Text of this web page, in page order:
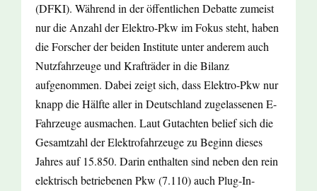
(DFKI). Während in der öffentlichen Debatte zumeist
nur die Anzahl der Elektro-Pkw im Fokus steht, haben
die Forscher der beiden Institute unter anderem auch
Nutzfahrzeuge und Krafträder in die Bilanz
aufgenommen. Dabei zeigt sich, dass Elektro-Pkw nur
knapp die Hälfte aller in Deutschland zugelassenen E-
Fahrzeuge ausmachen. Laut Gutachten belief sich die
Gesamtzahl der Elektrofahrzeuge zu Beginn dieses
Jahres auf 15.850. Darin enthalten sind neben den rein
elektrisch betriebenen Pkw (7.110) auch Plug-In-